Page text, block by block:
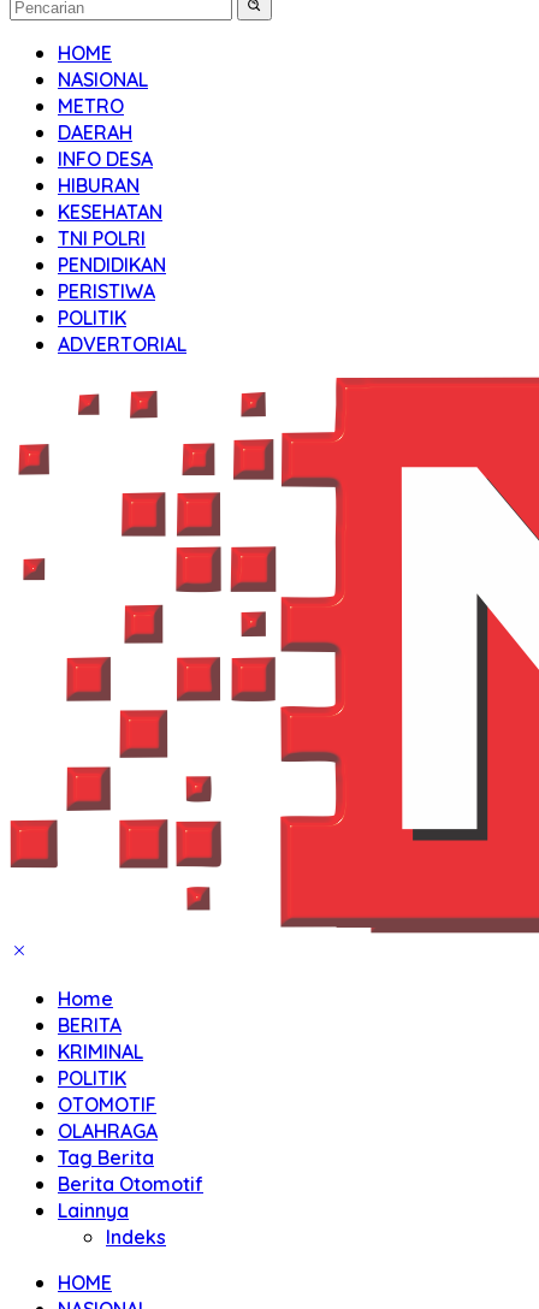
HOME
NASIONAL
METRO
DAERAH
INFO DESA
HIBURAN
KESEHATAN
TNI POLRI
PENDIDIKAN
PERISTIWA
POLITIK
ADVERTORIAL
Home
BERITA
KRIMINAL
POLITIK
OTOMOTIF
OLAHRAGA
Tag Berita
Berita Otomotif
Lainnya
Indeks
HOME